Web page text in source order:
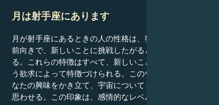
月は射手座にあります
月が射手座にあるときの人の性格は、独立願望が強く、
前向きで、新しいことに挑戦したがるという特徴があ
る。これらの特徴はすべて、新しいことを学びたいとい
う欲求によって特徴づけられる。このウェブサイトはあ
なたの興味をかき立て、宇宙についてもっと知りたいと
思わせる。この印象は、感情的なレベルと論理的なレベ